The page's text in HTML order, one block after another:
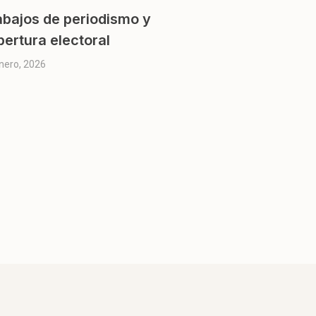
de periodismo y
electoral
2026